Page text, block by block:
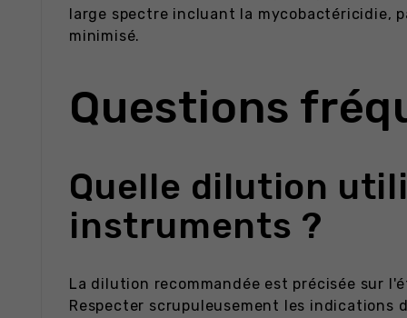
large spectre incluant la mycobactéricidie,
minimisé.
Questions
Quelle dilution
instruments ?
La dilution recommandée est précisée sur
Respecter scrupuleusement les indications